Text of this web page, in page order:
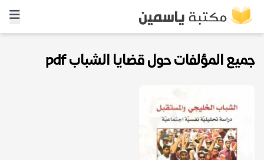
جميع المؤلفات حول قضايا الشباب pdf